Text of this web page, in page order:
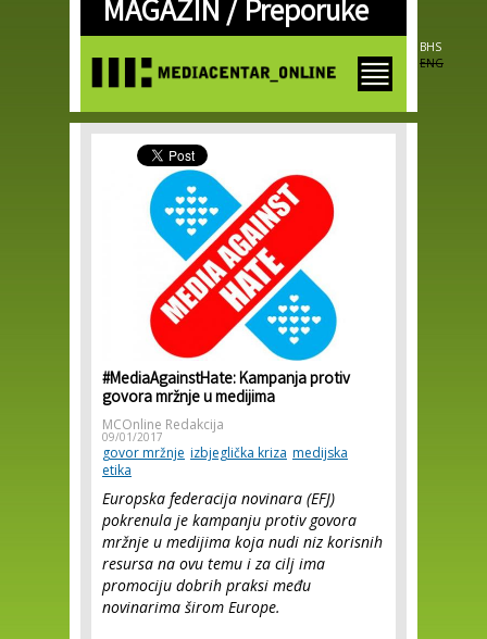
Skip to
main
MAGAZIN /Preporuke
BHS
ENG
#MediaAgainstHate: Kampanja protiv
govora mržnje u medijima
MCOnline Redakcija
09/01/2017
govor mržnje izbjeglička kriza medijska
etika
Europska federacija novinara (EFJ)
pokrenula je kampanju protiv govora
mržnje u medijima koja nudi niz korisnih
resursa na ovu temu i za cilj ima
promociju dobrih praksi među
novinarima širom Europe.